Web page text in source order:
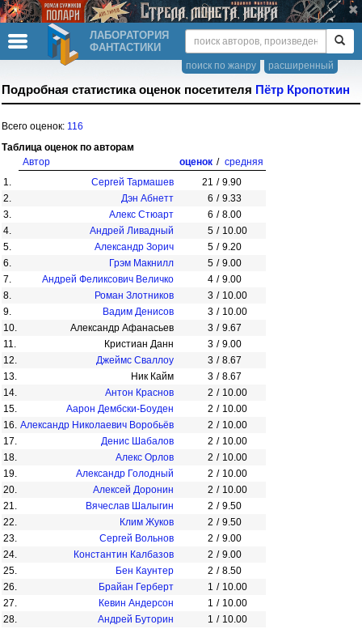
ЛАБОРАТОРИЯ
ФАНТАСТИКИ
расширенный
поиск по жанру
Подробная статистика оценок посетителя Пётр Кропоткин
Всего оценок: 116
Таблица оценок по авторам
Автор
оценок / средняя
1.
Сергей Тармашев 21 / 9.90
2.
Дэн Абнетт 6 / 9.33
3.
Алекс Стюарт 6 / 8.00
4.
Андрей Ливадный 5 / 10.00
5.
Александр Зорич 5 / 9.20
6.
Грэм Макнилл 5 / 9.00
7.
Андрей Феликсович Величко 4 / 9.00
8.
Роман Злотников 3 / 10.00
9.
Вадим Денисов 3 / 10.00
10.
Александр Афанасьев 3 / 9.67
11.
Кристиан Данн 3 / 9.00
12.
Джеймс Сваллоу 3 / 8.67
13.
Ник Кайм 3 / 8.67
14.
Антон Краснов 2 / 10.00
15.
Аарон Дембски-Боуден 2 / 10.00
16. Александр Николаевич Воробьёв 2 / 10.00
17.
Денис Шабалов 2 / 10.00
18.
Алекс Орлов 2 / 10.00
19.
Александр Голодный 2 / 10.00
20.
Алексей Доронин 2 / 10.00
21.
Вячеслав Шалыгин 2 / 9.50
22.
Клим Жуков 2 / 9.50
23.
Сергей Вольнов 2 / 9.00
24.
Константин Калбазов 2 / 9.00
25.
Бен Каунтер 2 / 8.50
26.
Брайан Герберт 1 / 10.00
27.
Кевин Андерсон 1 / 10.00
28.
Андрей Буторин 1 / 10.00